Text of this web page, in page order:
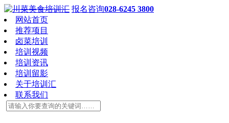
报名咨询028-6245 3800
网站首页
推荐项目
卤菜培训
培训视频
培训资讯
培训留影
关于培训汇
联系我们